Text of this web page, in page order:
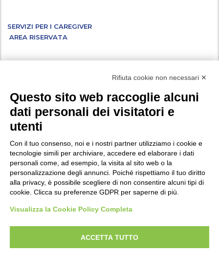
SERVIZI PER I CAREGIVER
AREA RISERVATA
Vuoi iscriverti alla nostra newsletter ed essere aggiornato su tutte le
novità e i progetti a cui stiamo lavorando? Compila i campi
del
modulo di iscrizione
Privacy
Policy di protezione dei minori
Modifica preferenze Cookie
P.IVA e Iscr. Reg. Imp. MO 04699521219
REA MO – 341781
Rifiuta cookie non necessari ✕
Questo sito web raccoglie alcuni
dati personali dei visitatori e
utenti
Con il tuo consenso, noi e i nostri partner utilizziamo i cookie e
tecnologie simili per archiviare, accedere ed elaborare i dati
personali come, ad esempio, la visita al sito web o la
personalizzazione degli annunci. Poiché rispettiamo il tuo diritto
alla privacy, è possibile scegliere di non consentire alcuni tipi di
cookie. Clicca su preferenze GDPR per saperne di più.
Visualizza la Cookie Policy Completa
ACCETTA TUTTO